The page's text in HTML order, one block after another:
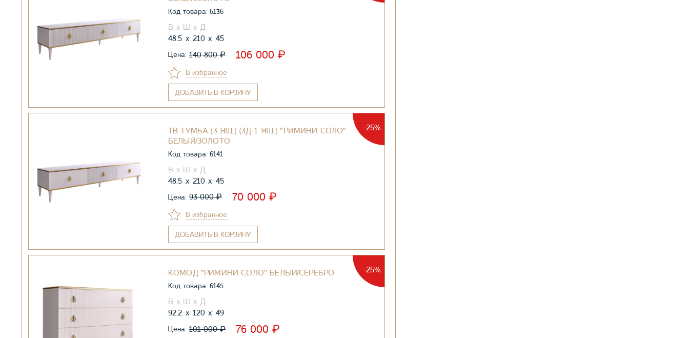
Код товара: 6136
48.5 210 45
Цена: 140 800₽ 106 000 ₽
В избранное
ДОБАВИТЬ В КОРЗИНУ
-25%
ТВ ТУМБА (3 ЯЩ.) (3Д-1 ЯЩ.) "РИМИНИ СОЛО"
БЕЛЫЙ/ЗОЛОТО
Код товара: 6141
48.5 210 45
Цена: 93 000₽ 70 000 ₽
В избранное
ДОБАВИТЬ В КОРЗИНУ
-25%
КОМОД "РИМИНИ СОЛО" БЕЛЫЙ/СЕРЕБРО
Код товара: 6145
92.2 120 49
Цена: 101 000₽ 76 000 ₽